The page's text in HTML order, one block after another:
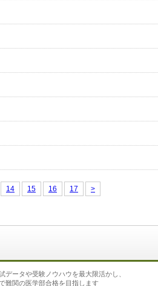
14 15 16 17 >
データや受験ノウハウを最大限活かし、
難関の医学部合格を目指します